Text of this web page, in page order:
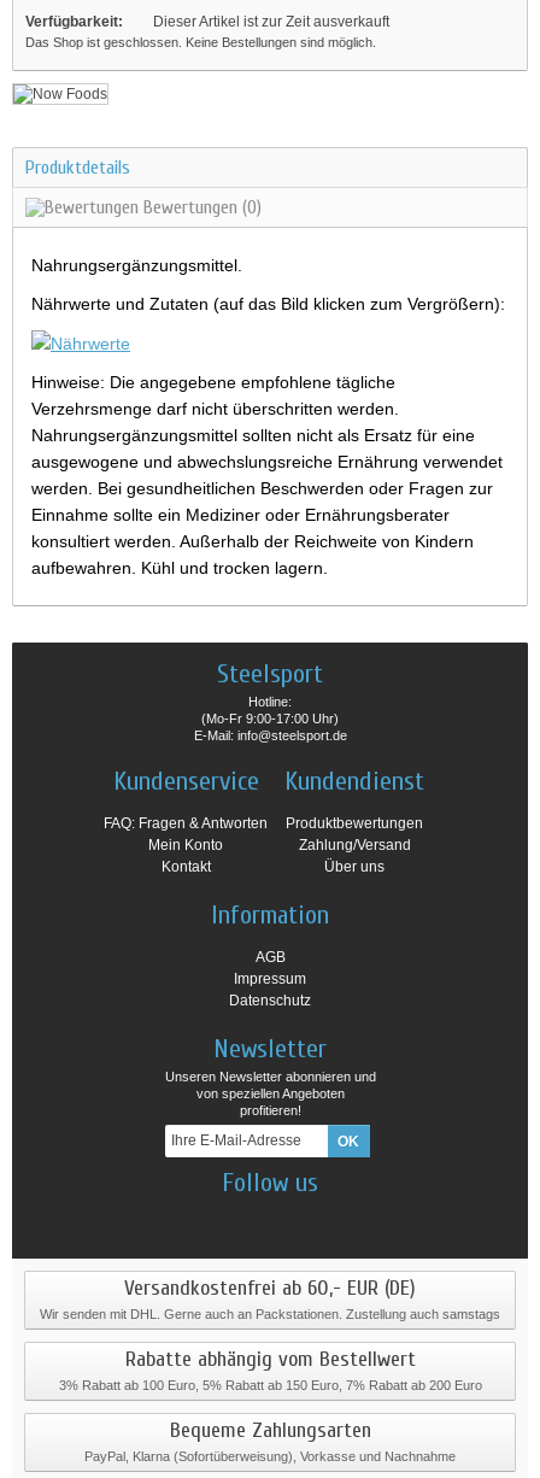
Verfügbarkeit:
Dieser Artikel ist zur Zeit ausverkauft
Das Shop ist geschlossen. Keine Bestellungen sind möglich.
Produktdetails
Bewertungen (0)
Nahrungsergänzungsmittel.
Nährwerte und Zutaten (auf das Bild klicken zum Vergrößern):
Hinweise: Die angegebene empfohlene tägliche
Verzehrsmenge darf nicht überschritten werden.
Nahrungsergänzungsmittel sollten nicht als Ersatz für eine
ausgewogene und abwechslungsreiche Ernährung verwendet
werden. Bei gesundheitlichen Beschwerden oder Fragen zur
Einnahme sollte ein Mediziner oder Ernährungsberater
konsultiert werden. Außerhalb der Reichweite von Kindern
aufbewahren. Kühl und trocken lagern.
Steelsport
Hotline:
(Mo-Fr 9:00-17:00 Uhr)
E-Mail: info@steelsport.de
Kundenservice
FAQ: Fragen & Antworten
Mein Konto
Kontakt
Kundendienst
Produktbewertungen
Zahlung/Versand
Über uns
Information
AGB
Impressum
Datenschutz
Newsletter
Unseren Newsletter abonnieren und
von speziellen Angeboten
profitieren!
Follow us
Versandkostenfrei ab 60,- EUR (DE)
Wir senden mit DHL. Gerne auch an Packstationen. Zustellung auch samstags
Rabatte abhängig vom Bestellwert
3% Rabatt ab 100 Euro, 5% Rabatt ab 150 Euro, 7% Rabatt ab 200 Euro
Bequeme Zahlungsarten
PayPal, Klarna (Sofortüberweisung), Vorkasse und Nachnahme